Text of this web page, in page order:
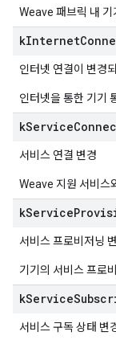
Weave 패브릭 내 기
kInternet
인터넷 연결이 변경
인터넷을 통한 기기
kService
서비스 연결 변경
Weave 지원 서비스
kService
서비스 프로비저닝
기기의 서비스 프로
kService
서비스 구독 상태 변